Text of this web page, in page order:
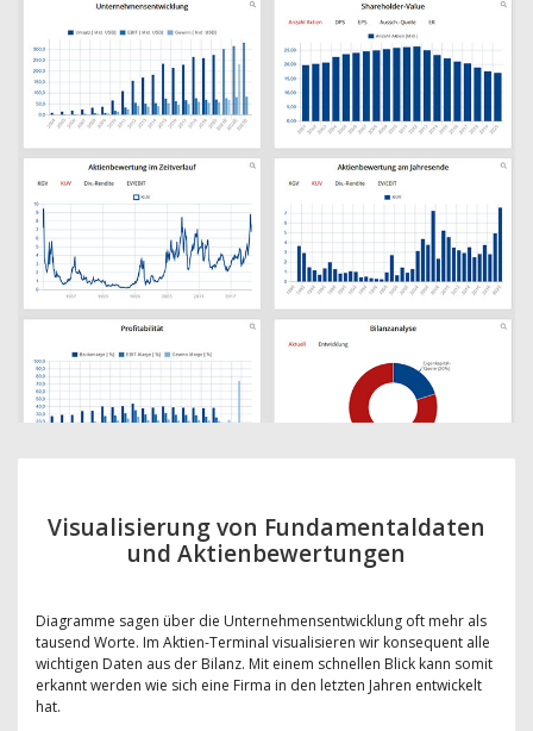
Visualisierung von Fundamentaldaten
und Aktienbewertungen
Diagramme sagen über die Unternehmensentwicklung oft mehr als
tausend Worte. Im Aktien-Terminal visualisieren wir konsequent alle
wichtigen Daten aus der Bilanz. Mit einem schnellen Blick kann somit
erkannt werden wie sich eine Firma in den letzten Jahren entwickelt
hat.